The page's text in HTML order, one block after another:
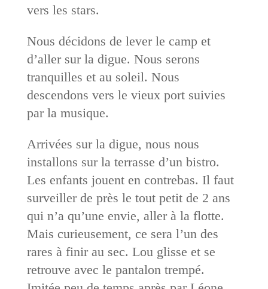
vers les stars.
Nous décidons de lever le camp et
d’aller sur la digue. Nous serons
tranquilles et au soleil. Nous
descendons vers le vieux port suivies
par la musique.
Arrivées sur la digue, nous nous
installons sur la terrasse d’un bistro.
Les enfants jouent en contrebas. Il faut
surveiller de près le tout petit de 2 ans
qui n’a qu’une envie, aller à la flotte.
Mais curieusement, ce sera l’un des
rares à finir au sec. Lou glisse et se
retrouve avec le pantalon trempé.